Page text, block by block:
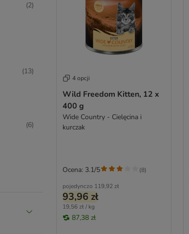
(2)
(13)
(6)
4 opcji
Wild Freedom Kitten, 12 x
400 g
Wide Country - Cielęcina i
kurczak
pojedynczo 119,92 zł
93,96 zł
19,56 zł / kg
87,38 zł
Ocena: 3.1/5 (8)